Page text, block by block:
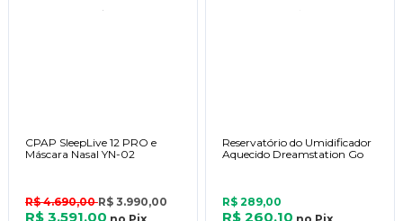
CPAP SleepLive 12 PRO e
Máscara Nasal YN-02
R$ 4.690,00R$ 3.990,00
R$ 3.591,00
Reservatório do Umidificador
Aquecido Dreamstation Go
R$ 289,00
R$ 260,10